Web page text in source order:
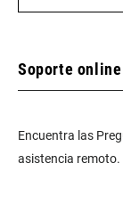
Soporte online
Encuentra las
asistencia remoto.